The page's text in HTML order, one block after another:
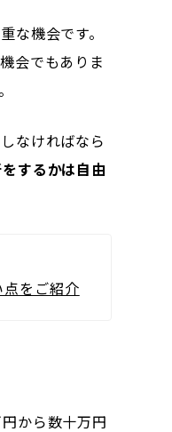
な機会です。
会でもありま
なければなら
するかは自由
をご紹介
から数十万円